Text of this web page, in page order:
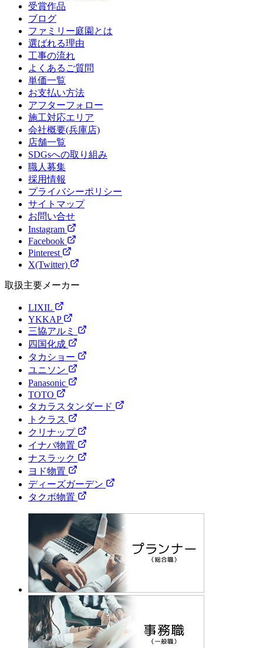
受賞作品
ブログ
ファミリー庭園とは
選ばれる理由
工事の流れ
よくあるご質問
単価一覧
お支払い方法
アフターフォロー
施工対応エリア
会社概要(兵庫店)
店舗一覧
SDGsへの取り組み
職人募集
採用情報
プライバシーポリシー
サイトマップ
お問い合せ
Instagram
Facebook
Pinterest
X(Twitter)
取扱主要メーカー
LIXIL
YKKAP
三協アルミ
四国化成
タカショー
ユニソン
Panasonic
TOTO
タカラスタンダード
トクラス
クリナップ
イナバ物置
ナスラック
ヨド物置
ディーズガーデン
タクボ物置